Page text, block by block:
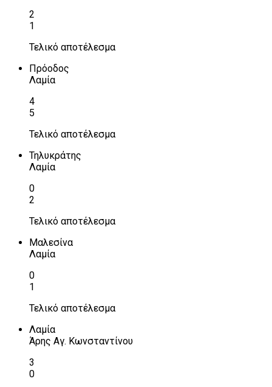
2
1
Τελικό αποτέλεσμα
Πρόοδος
Λαμία
4
5
Τελικό αποτέλεσμα
Τηλυκράτης
Λαμία
0
2
Τελικό αποτέλεσμα
Μαλεσίνα
Λαμία
0
1
Τελικό αποτέλεσμα
Λαμία
Άρης Αγ. Κωνσταντίνου
3
0